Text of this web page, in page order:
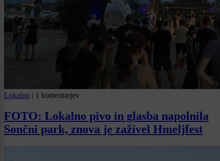
Lokalno | 1 komentarjev
FOTO: Lokalno pivo in glasba napolnila
Sončni park, znova je zaživel Hmeljfest